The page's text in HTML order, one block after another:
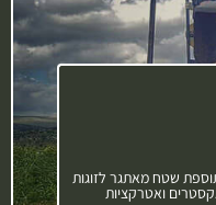
שטח מאתגר לזוגות
ואטרקציות